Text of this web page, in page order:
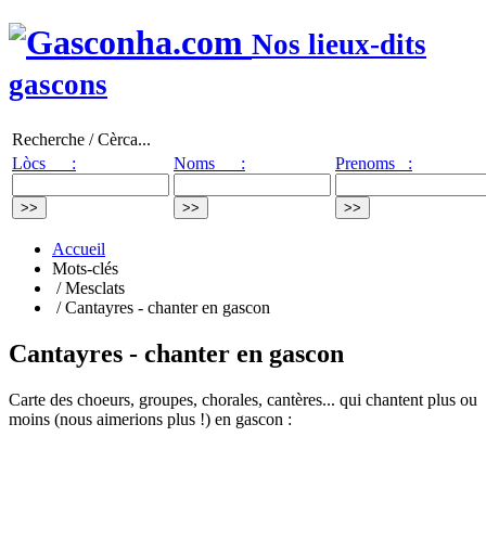
Nos lieux-dits
gascons
Recherche / Cèrca...
Lòcs :
Noms : Prenoms :
Accueil
Mots-clés
/ Mesclats
/ Cantayres - chanter en gascon
Cantayres - chanter en gascon
Carte des choeurs, groupes, chorales, cantères... qui chantent plus ou
moins (nous aimerions plus !) en gascon :